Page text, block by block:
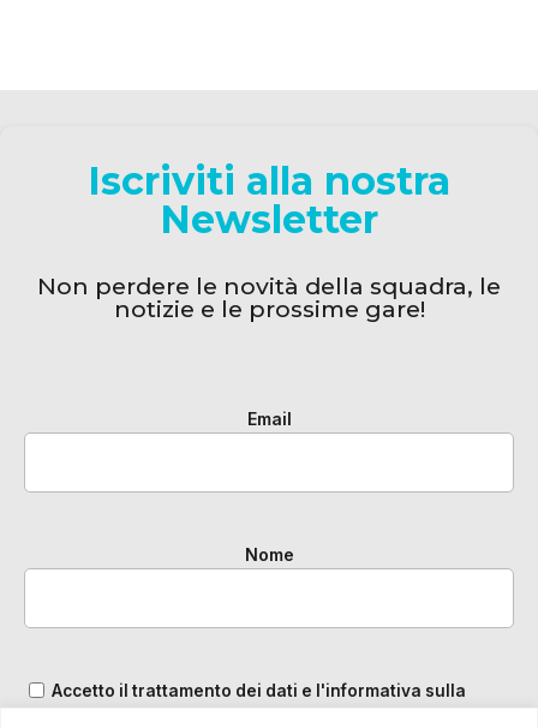
Iscriviti alla nostra
Newsletter
Non perdere le novità della squadra, le
notizie e le prossime gare!
Email
Nome
Accetto il trattamento dei dati e l'informativa sulla